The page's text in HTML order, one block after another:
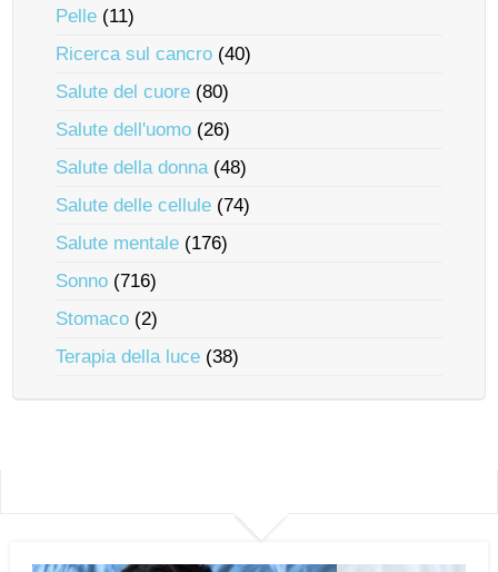
Pelle (11)
Ricerca sul cancro (40)
Salute del cuore (80)
Salute dell'uomo (26)
Salute della donna(48)
Salute delle cellule (74)
Salute mentale (176)
Sonno (716)
Stomaco (2)
Terapia della luce (38)